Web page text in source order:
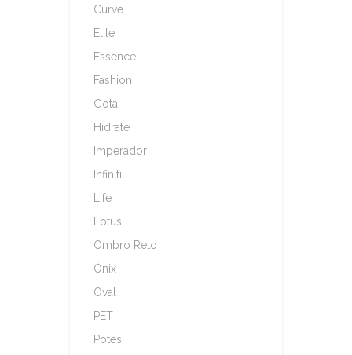
Curve
Elite
Essence
Fashion
Gota
Hidrate
Imperador
Infiniti
Life
Lotus
Ombro Reto
Ônix
Oval
PET
Potes